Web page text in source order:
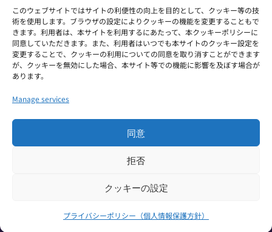
このウェブサイトではサイトの利便性の向上を目的として、クッキー等の技
術を使用します。ブラウザの設定によりクッキーの機能を変更することもで
きます。利用者は、本サイトを利用するにあたって、本クッキーポリシーに
同意していただきます。また、利用者はいつでも本サイトのクッキー設定を
変更することで、クッキーの利用についての同意を取り消すことができます
が、クッキーを無効にした場合、本サイト等での機能に影響を及ぼす場合が
あります。
Manage services
同意
拒否
クッキーの設定
プライバシーポリシー（個人情報保護方針）
分
析
続く»
市場・トレンド
グローバルビジネスとリサーチについて取り上げてい
ます。今回は、第一弾として、マクロな視点でのマー
ケットリサーチです。
© 2026 Japan Direct Research Ltd. All Rights
Reserved
プライバシーポリシー（個人情報保護方針）